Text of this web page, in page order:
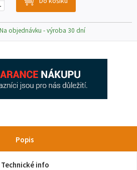
Na objednávku - výroba 30 dní
Popis
Technické info